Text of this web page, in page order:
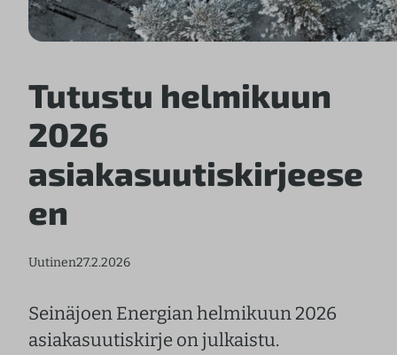
Tutustu helmikuun
2026
asiakasuutiskirjeese
en
Uutinen27.2.2026
Seinäjoen Energian helmikuun 2026
asiakasuutiskirje on julkaistu.